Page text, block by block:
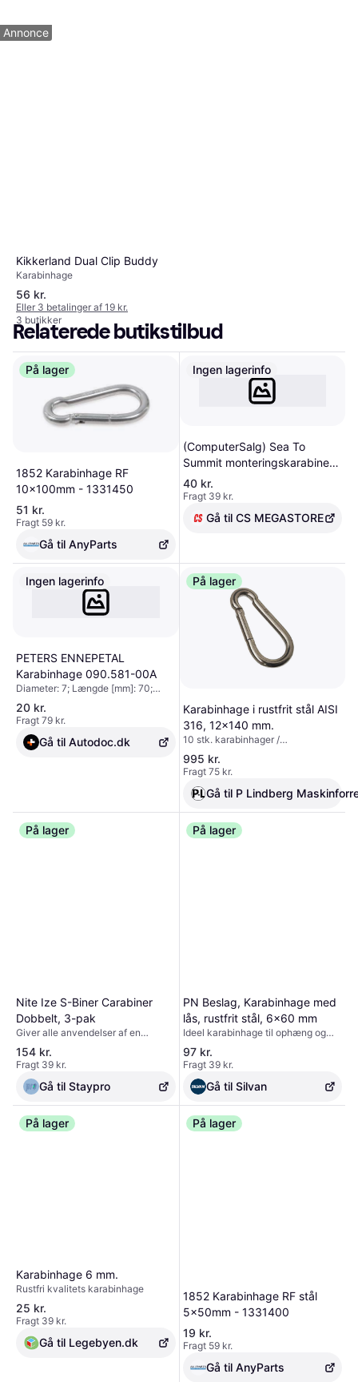
Kikkerland Dual Clip Buddy
Karabinhage
56 kr.
Eller 3 betalinger af 19 kr.
3 butikker
Annonce
Relaterede butikstilbud
På lager
1852 Karabinhage RF
10x100mm - 1331450
51 kr.
Fragt 59 kr.
Gå til AnyParts
Ingen lagerinfo
(ComputerSalg) Sea To
Summit monteringskarabiner
9x90 mm ZN 1DD
40 kr.
Fragt 39 kr.
Gå til CS MEGASTORE
Ingen lagerinfo
PETERS ENNEPETAL
Karabinhage 090.581-00A
Diameter: 7; Længde [mm]: 70;
Bæreevne [kg]: 180; Vægt [kg]:
0,045
20 kr.
Fragt 79 kr.
Gå til Autodoc.dk
På lager
Karabinhage i rustfrit stål AISI
316, 12x140 mm.
10 stk. karabinhager /
brandmandshager i str. 12x140 mm,
fremstillet i syrefast, rustfrit stål. En
karabinhage har mange
anvendelsesmuligheder, og er en
995 kr.
Fragt 75 kr.
Gå til P Lindberg
På lager
Nite Ize S-Biner Carabiner
Dobbelt, 3-pak
Giver alle anvendelser af en
almindelig udstyrskarabin, men
gange to. Farverige
aluminiumskarabiner med dobbelt
låge til fastgørelse, hængning og
styr på dit udstyr.
154 kr.
Fragt 39 kr.
Gå til Staypro
På lager
PN Beslag, Karabinhage med
lås, rustfrit stål, 6x60 mm
Ideel karabinhage til ophæng og
fastgørelse af tunge ting Er du på
udkig efter en stærk udendørs
karabinhage, der kan bruges til
diverse formål? Så får du her en
praktisk karabinhage, der også
kaldes en brandmandshage, med
lås i rustfrit A4-stål. Det gør den
perfekt til ophæng og fastgørelse af
97 kr.
Fragt 39 kr.
Gå til Silvan
På lager
Karabinhage 6 mm.
Rustfri kvalitets karabinhage
25 kr.
Fragt 39 kr.
Gå til Legebyen.dk
På lager
1852 Karabinhage RF stål
5x50mm - 1331400
19 kr.
Fragt 59 kr.
Gå til AnyParts